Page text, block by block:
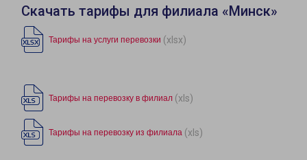
Скачать тарифы для филиала «Минск»
Тарифы на услуги перевозки (xlsx)
Тарифы на перевозку в филиал (xls)
Тарифы на перевозку из филиала (xls)